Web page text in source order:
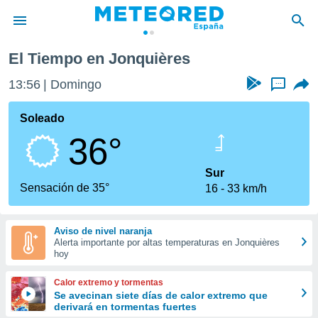
de
por
que se
calidad.
a este
las
y
forma
digital
basada
El Tiempo en Jonquières
13:56 Domingo ...
Soleado
36°
Sensación de 35°
Sur
16
33 km/h
Aviso de nivel naranja
Alerta importante por altas temperaturas en Jonquières
hoy
Calor extremo y tormentas
Se avecinan siete días de calor extremo que
derivará en tormentas fuertes